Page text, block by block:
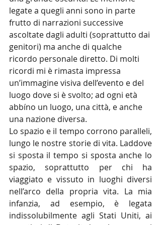
legate a quegli anni sono in parte
frutto di narrazioni successive
ascoltate dagli adulti (soprattutto dai
genitori) ma anche di qualche
ricordo personale diretto. Di molti
ricordi mi è rimasta impressa
un’immagine visiva dell’evento e del
luogo dove si è svolto; ad ogni età
abbíno un luogo, una città, e anche
una nazione diversa.
Lo spazio e il tempo corrono paralleli,
lungo le nostre storie di vita. Laddove
si sposta il tempo si sposta anche lo
spazio, soprattutto per chi ha
viaggiato e vissuto in luoghi diversi
nell’arco della propria vita. La mia
infanzia, ad esempio, è legata
indissolubilmente agli Stati Uniti, ai